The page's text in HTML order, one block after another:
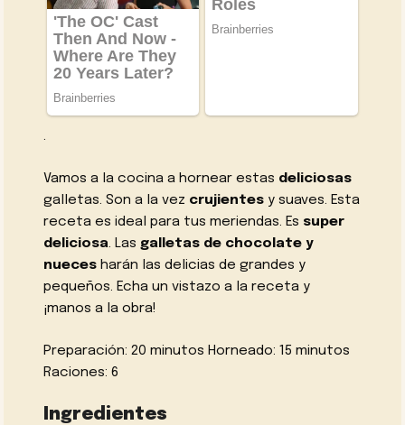
.
Vamos a la cocina a hornear estas deliciosas
galletas. Son a la vez crujientes y suaves. Esta
receta es ideal para tus meriendas. Es super
deliciosa. Las galletas de chocolate y
nueces harán las delicias de grandes y
pequeños. Echa un vistazo a la receta y
¡manos a la obra!
Preparación: 20 minutos Horneado: 15 minutos
Raciones: 6
Ingredientes